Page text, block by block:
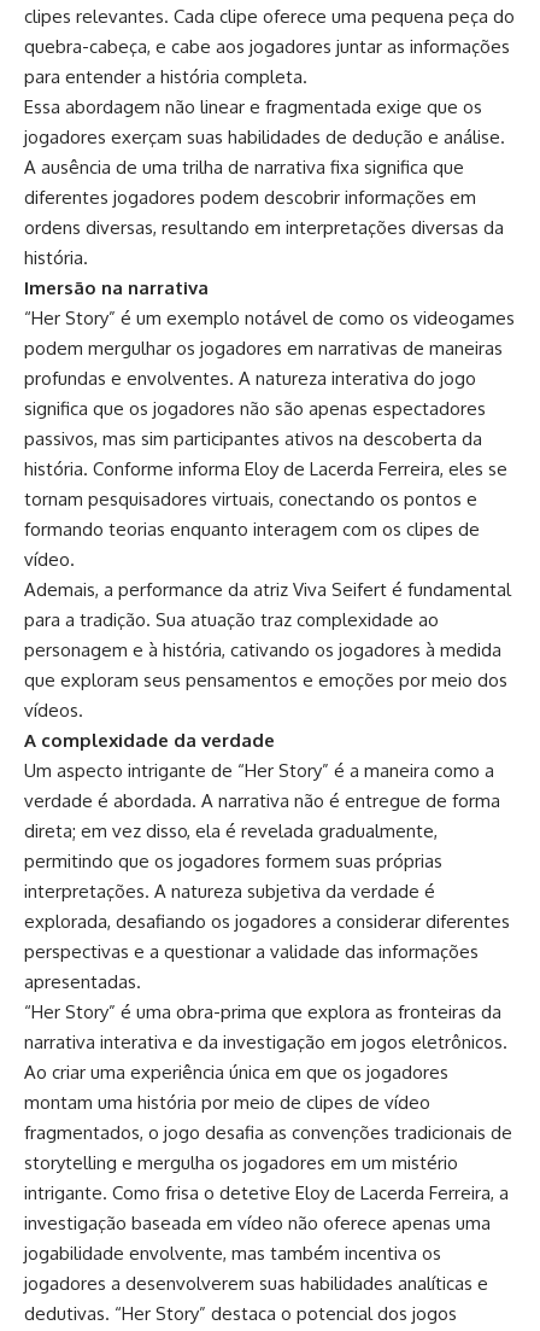
clipes relevantes. Cada clipe oferece uma pequena peça do
quebra-cabeça, e cabe aos jogadores juntar as informações
para entender a história completa.
Essa abordagem não linear e fragmentada exige que os
jogadores exerçam suas habilidades de dedução e análise.
A ausência de uma trilha de narrativa fixa significa que
diferentes jogadores podem descobrir informações em
ordens diversas, resultando em interpretações diversas da
história.
Imersão na narrativa
“Her Story” é um exemplo notável de como os videogames
podem mergulhar os jogadores em narrativas de maneiras
profundas e envolventes. A natureza interativa do jogo
significa que os jogadores não são apenas espectadores
passivos, mas sim participantes ativos na descoberta da
história. Conforme informa Eloy de Lacerda Ferreira, eles se
tornam pesquisadores virtuais, conectando os pontos e
formando teorias enquanto interagem com os clipes de
vídeo.
Ademais, a performance da atriz Viva Seifert é fundamental
para a tradição. Sua atuação traz complexidade ao
personagem e à história, cativando os jogadores à medida
que exploram seus pensamentos e emoções por meio dos
vídeos.
A complexidade da verdade
Um aspecto intrigante de “Her Story” é a maneira como a
verdade é abordada. A narrativa não é entregue de forma
direta; em vez disso, ela é revelada gradualmente,
permitindo que os jogadores formem suas próprias
interpretações. A natureza subjetiva da verdade é
explorada, desafiando os jogadores a considerar diferentes
perspectivas e a questionar a validade das informações
apresentadas.
“Her Story” é uma obra-prima que explora as fronteiras da
narrativa interativa e da investigação em jogos eletrônicos.
Ao criar uma experiência única em que os jogadores
montam uma história por meio de clipes de vídeo
fragmentados, o jogo desafia as convenções tradicionais de
storytelling e mergulha os jogadores em um mistério
intrigante. Como frisa o detetive Eloy de Lacerda Ferreira, a
investigação baseada em vídeo não oferece apenas uma
jogabilidade envolvente, mas também incentiva os
jogadores a desenvolverem suas habilidades analíticas e
dedutivas. “Her Story” destaca o potencial dos jogos